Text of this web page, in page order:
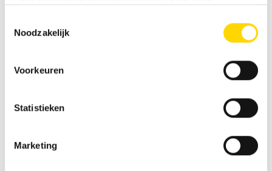
Noodzakelijk
Voorkeuren
Statistieken
Marketing
Plattegrond